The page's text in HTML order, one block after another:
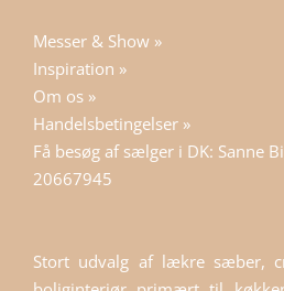
Messer & Show »
Inspiration »
Om os »
Handelsbetingelser »
Få besøg af sælger i DK: Sanne
20667945
Stort udvalg af lækre sæber,